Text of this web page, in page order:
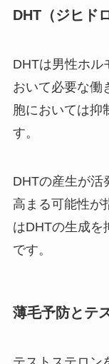
DHT（ジヒド
DHTは男性ホル
おいて必要な働
胞においては抑
す。
DHTの産生が活
高まる可能性が
はDHTの生成を
です。
薄毛予防とテ